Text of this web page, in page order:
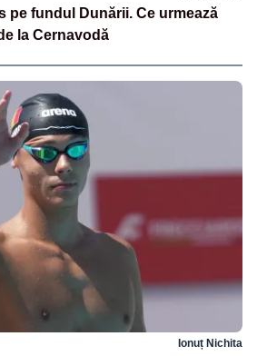
pe fundul Dunării. Ce urmează
la Cernavodă
Ionuț Nichita